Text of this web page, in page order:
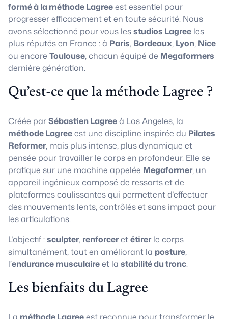
formé à la méthode Lagreeest essentiel pour
progresser efficacement et en toute sécurité. Nous
avons sélectionné pour vous lesstudios Lagree les
plus réputés en France : à Paris, Bordeaux, Lyon, Nice
ou encore Toulouse, chacun équipé de Megaformers
dernière génération.
Qu’est-ce que la méthode Lagree ?
Créée parSébastien Lagreeà Los Angeles, la
méthode Lagreeest une discipline inspirée du Pilates
Reformer, mais plus intense, plus dynamique et
pensée pour travailler le corps en profondeur. Elle se
pratique sur une machine appelée Megaformer, un
appareil ingénieux composé de ressorts et de
plateformes coulissantes qui permettent d’effectuer
des mouvements lents, contrôlés et sans impact pour
les articulations.
L’objectif :sculpter, renforceretétirerle corps
simultanément, tout en améliorant la posture,
l’endurance musculaireet la stabilité du tronc.
Les bienfaits du Lagree